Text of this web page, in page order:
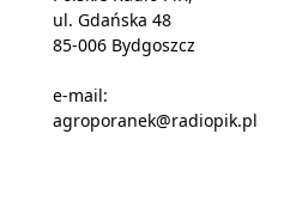
ul. Gdańska 48
85-006 Bydgoszcz
e-mail:
agroporanek@radiopik.pl